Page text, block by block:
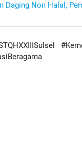
Daging Non Halal,